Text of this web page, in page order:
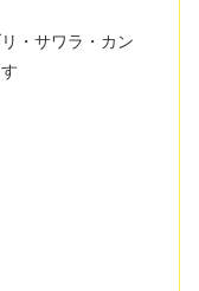
・サワラ・カン